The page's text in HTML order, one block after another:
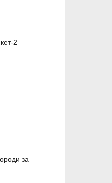
2
за